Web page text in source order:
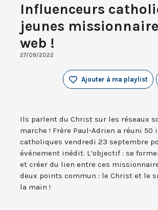
Influenceurs
jeunes
web !
27/09/2022
Ajouter à ma playlist
Ils parlent du Christ sur les réseaux
marche ! Frère Paul-Adrien a réuni 50
catholiques vendredi 23 septembre
événement inédit. L’objectif : se
et créer du lien entre ces
deux points commun : le Christ et le
la main !